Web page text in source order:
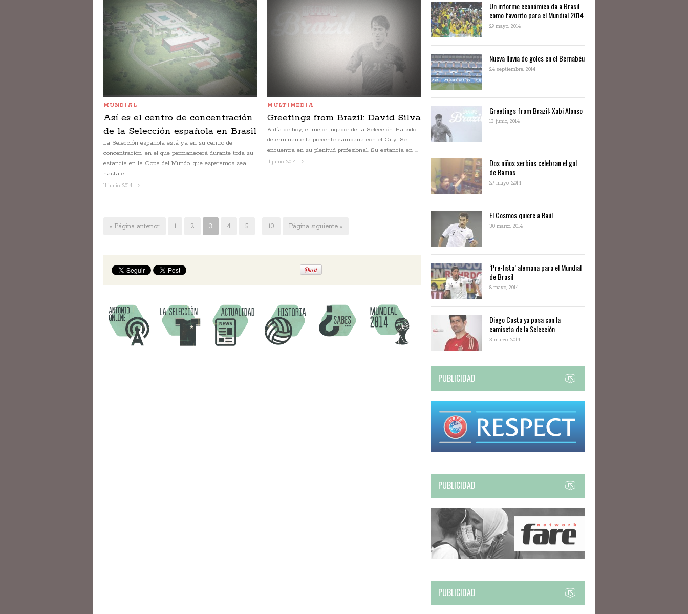
MUNDIAL
Así es el centro de concentración
de la Selección española en Brasil
La Selección española está ya en su centro de
concentración, en el que permanecerá durante toda su
estancia en la Copa del Mundo, que esperamos sea
hasta el ...
11 junio, 2014 -->
MULTIMEDIA
Greetings from Brazil: David Silva
A día de hoy, el mejor jugador de la Selección. Ha sido
determinante la presente campaña con el City. Se
encuentra en su plenitud profesional. Su estancia en ...
11 junio, 2014 -->
« Página anterior 1 2 3 4 5 … 10 Página siguiente »
Un informe económico da a Brasil
como favorito para el Mundial 2014
29 mayo, 2014
Nueva lluvia de goles en el Bernabéu
24 septiembre, 2014
Greetings from Brazil: Xabi Alonso
13 junio, 2014
Dos niños serbios celebran el gol
de Ramos
27 mayo, 2014
El Cosmos quiere a Raúl
30 marzo, 2014
‘Pre-lista’ alemana para el Mundial
de Brasil
8 mayo, 2014
Diego Costa ya posa con la
camiseta de la Selección
3 marzo, 2014
PUBLICIDAD
PUBLICIDAD
PUBLICIDAD